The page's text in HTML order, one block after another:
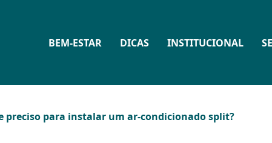
BEM-ESTAR DICAS INSTITUCIONAL
preciso para instalar um ar-condicionado split?